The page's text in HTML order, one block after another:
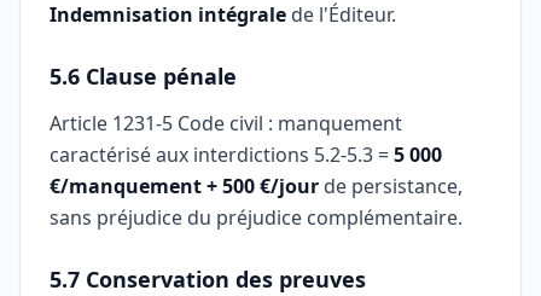
Indemnisation intégrale de l'Éditeur.
5.6 Clause pénale
Article 1231-5 Code civil : manquement
caractérisé aux interdictions 5.2-5.3 =5 000
€/manquement + 500 €/jour de persistance,
sans préjudice du préjudice complémentaire.
5.7 Conservation des preuves